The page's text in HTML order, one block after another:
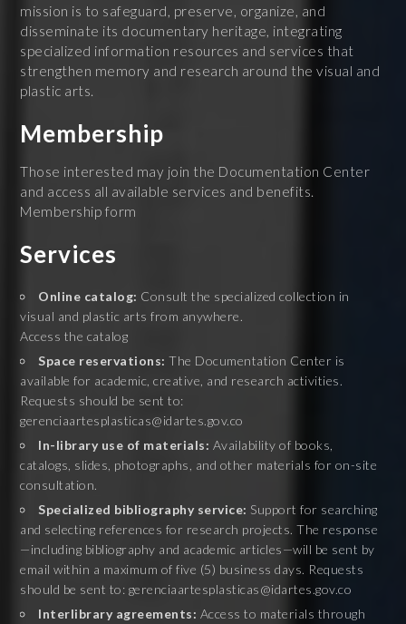
mission is to safeguard, preserve, organize, and
disseminate its documentary heritage, integrating
specialized information resources and services that
strengthen memory and research around the visual and
plastic arts.
Membership
Those interested may join the Documentation Center
and access all available services and benefits.
Membership form
Services
Online catalog: Consult the specialized collection in
visual and plastic arts from anywhere.
Access the catalog
Space reservations: The Documentation Center is
available for academic, creative, and research activities.
Requests should be sent to:
gerenciaartesplasticas@idartes.gov.co
In-library use of materials: Availability of books,
catalogs, slides, photographs, and other materials for on-site
consultation.
Specialized bibliography service: Support for searching
and selecting references for research projects. The response
—including bibliography and academic articles—will be sent by
email within a maximum of five (5) business days. Requests
should be sent to: gerenciaartesplasticas@idartes.gov.co
Interlibrary agreements: Access to materials through